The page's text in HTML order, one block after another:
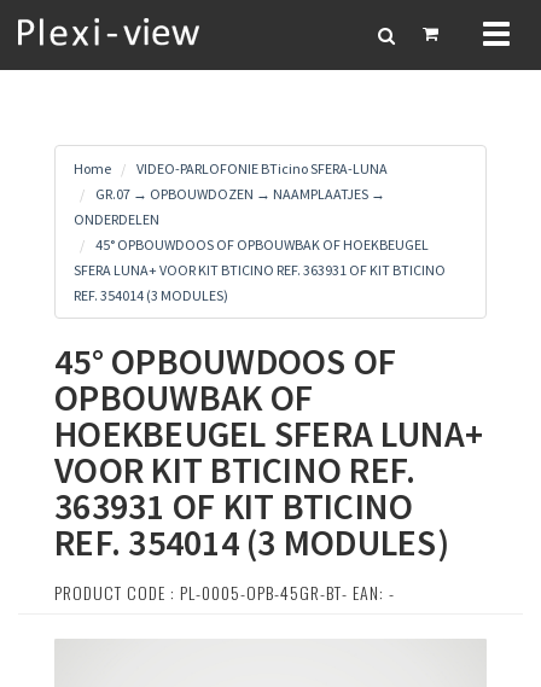
Home
VIDEO-PARLOFONIE BTicino SFERA-LUNA
GR.07 → OPBOUWDOZEN → NAAMPLAATJES →
ONDERDELEN
45° OPBOUWDOOS OF OPBOUWBAK OF HOEKBEUGEL
SFERA LUNA+ VOOR KIT BTICINO REF. 363931 OF KIT BTICINO
REF. 354014 (3 MODULES)
45° OPBOUWDOOS OF
OPBOUWBAK OF
HOEKBEUGEL SFERA LUNA+
VOOR KIT BTICINO REF.
363931 OF KIT BTICINO
REF. 354014 (3 MODULES)
PRODUCT CODE : PL-0005-OPB-45GR-BT- EAN: -